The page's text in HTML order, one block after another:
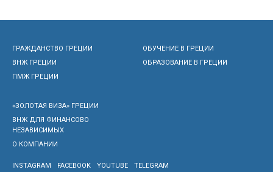
ГРАЖДАНСТВО ГРЕЦИИ
ВНЖ ГРЕЦИИ
ПМЖ ГРЕЦИИ
ОБУЧЕНИЕ В ГРЕЦИИ
ОБРАЗОВАНИЕ В ГРЕЦИИ
«ЗОЛОТАЯ ВИЗА» ГРЕЦИИ
ВНЖ ДЛЯ ФИНАНСОВО
НЕЗАВИСИМЫХ
О КОМПАНИИ
INSTAGRAM FACEBOOK YOUTUBE TELEGRAM